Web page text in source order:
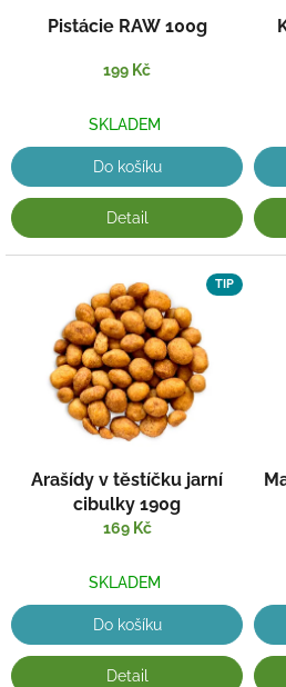
Pistácie RAW 100g
199 Kč
SKLADEM
Do košíku
Detail
TIP
Arašídy v těstíčku jarní
cibulky 190g
169 Kč
SKLADEM
Do košíku
Detail